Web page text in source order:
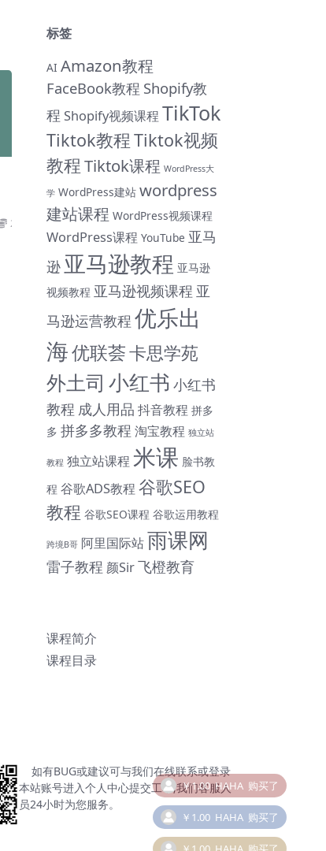
29
标签
AI Amazon教程
FaceBook教程 Shopify教
程 Shopify视频课程 TikTok
Tiktok教程Tiktok视频
教程Tiktok课程 WordPress大
学 WordPress建站 wordpress
建站课程 WordPress视频课程
WordPress课程 YouTube 亚马
逊 亚马逊教程 亚马逊
视频教程 亚马逊视频课程 亚
马逊运营教程 优乐出
海优联荟卡思学苑
外土司 小红书 小红书
教程 成人用品 抖音教程 拼多
多 拼多多教程 淘宝教程 独立站
教程 独立站课程 米课 脸书教
程 谷歌ADS教程 谷歌SEO
教程 谷歌SEO课程 谷歌运用教程
跨境B哥 阿里国际站雨课网
雷子教程 颜Sir飞橙教育
课程简介
课程目录
如有BUG或建议可与我们在线联系或登录
本站账号进入个人中心提交工单;我们客服人
员24小时为您服务。
￥1.00 HAHA 购买了
￥1.00 HAHA 购买了